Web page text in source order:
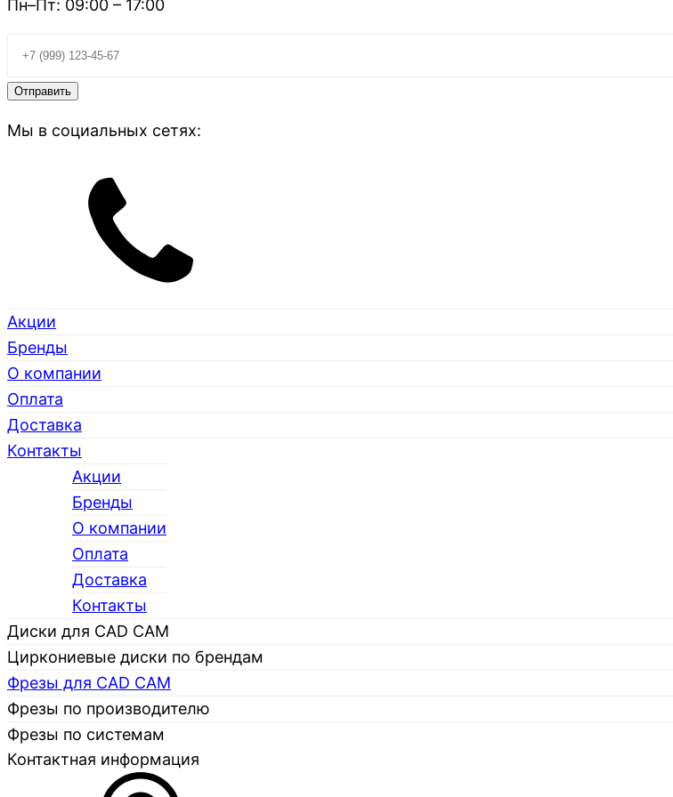
Пн–Пт: 09:00 – 17:00
Мы в социальных сетях:
Акции
Бренды
О компании
Оплата
Доставка
Контакты
Акции
Бренды
О компании
Оплата
Доставка
Контакты
Диски для CAD CAM
Циркониевые диски по брендам
Фрезы для CAD CAM
Фрезы по производителю
Фрезы по системам
Контактная информация